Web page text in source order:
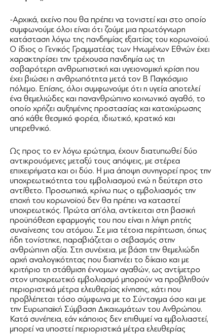
-Αρχικά, εκείνο που θα πρέπει να τονιστεί και στο οποίο
συμφωνούμε όλοι είναι ότι ζούμε μια πρωτόγνωρη
κατάσταση λόγω της πανδημίας εξαιτίας του κορωνοϊού.
Ο ίδιος ο Γενικός Γραμματέας των Ηνωμένων Εθνών έχει
χαρακτηρίσει την τρέχουσα πανδημία ως τη
σοβαρότερη ανθρωπιστική και υγειονομική κρίση που
έχει βιώσει η ανθρωπότητα μετά τον Β Παγκόσμιο
πόλεμο. Επίσης, όλοι συμφωνούμε ότι η υγεία αποτελεί
ένα θεμελιώδες και πανανθρώπινο κοινωνικό αγαθό, το
οποίο χρήζει αυξημένης προστασίας και κατοχύρωσης
από κάθε θεσμικό φορέα, ιδιωτικό, κρατικό και
υπερεθνικό.
Ως προς το εν λόγω ερώτημα, έχουν διατυπωθεί δύο
αντικρουόμενες μεταξύ τους απόψεις, με στέρεα
επιχειρήματα και οι δύο. Η μια άποψη συνηγορεί προς την
υποχρεωτικότητα του εμβολιασμού ενώ η δεύτερη στο
αντίθετο. Προσωπικά, κρίνω πως ο εμβολιασμός την
εποχή του κορωνοϊού δεν θα πρέπει να καταστεί
υποχρεωτικός. Πρώτα απ’όλα, αντίκειται στη βασική
προϋπόθεση εφαρμογής του που είναι η λήψη ρητής
συναίνεσης του ατόμου. Σε μια τέτοια περίπτωση, όπως
ήδη τονίστηκε, παραβιάζεται ο σεβασμός στην
ανθρώπινη αξία. Στη συνέχεια, με βάση την θεμελιώδη
αρχή αναλογικότητας που διαπνέει το δίκαιο και με
κριτήριο τη στάθμιση έννομων αγαθών, ως αντίμετρο
στον υποχρεωτικό εμβολιασμό μπορούν να προβληθούν
περιοριστικά μέτρα ελευθερίας κίνησης, κάτι που
προβλέπεται τόσο σύμφωνα με το Σύνταγμα όσο και με
την Ευρωπαϊκή Σύμβαση Δικαιωμάτων του Ανθρώπου.
Κατά συνέπεια, εάν κάποιος δεν επιθυμεί να εμβολιαστεί,
μπορεί να υποστεί περιοριστικά μέτρα ελευθερίας